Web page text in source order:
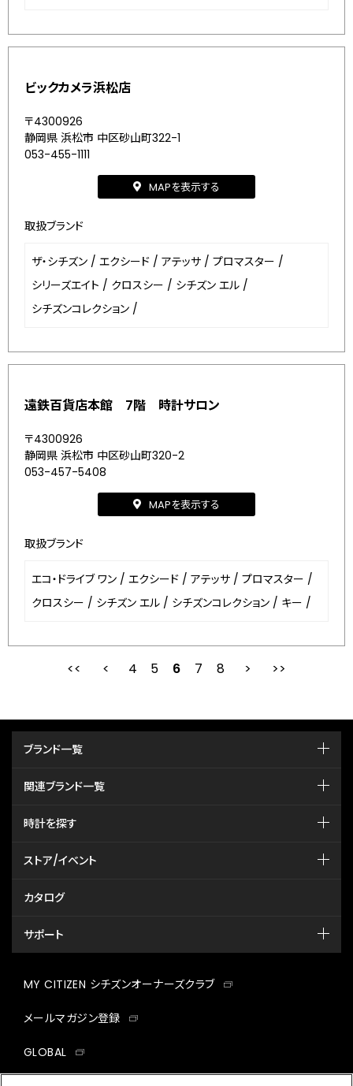
ビックカメラ浜松店
〒4300926
静岡県 浜松市 中区砂山町322-1
053-455-1111
MAPを表示する
取扱ブランド
ザ・シチズン / エクシード / アテッサ / プロマスター /
シリーズエイト / クロスシー / シチズン エル /
シチズンコレクション /
遠鉄百貨店本館 7階 時計サロン
〒4300926
静岡県 浜松市 中区砂山町320-2
053-457-5408
MAPを表示する
取扱ブランド
エコ・ドライブ ワン / エクシード / アテッサ / プロマスター /
クロスシー / シチズン エル / シチズンコレクション / キー /
最初 前
4 5 6 7 8
ブランド一覧
関連ブランド一覧
時計を探す
ストア/イベント
カタログ
サポート
MY CITIZEN シチズンオーナーズクラブ
メールマガジン登録
GLOBAL